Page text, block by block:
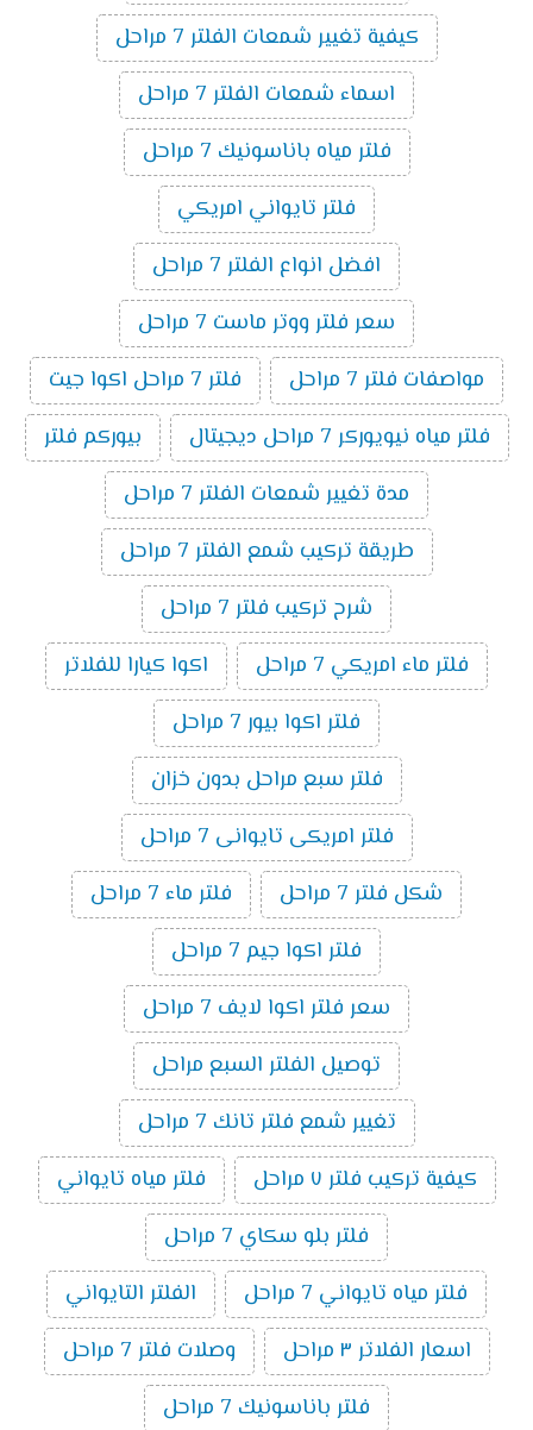
كيفية تغيير شمعات الفلتر 7 مراحل
اسماء شمعات الفلتر 7 مراحل
فلتر مياه باناسونيك 7 مراحل
فلتر تايواني امريكي
افضل انواع الفلتر 7 مراحل
سعر فلتر ووتر ماست 7 مراحل
مواصفات فلتر 7 مراحل
فلتر 7 مراحل اكوا جيت
فلتر مياه نيويوركر 7 مراحل ديجيتال
بيوركم فلتر
مدة تغيير شمعات الفلتر 7 مراحل
طريقة تركيب شمع الفلتر 7 مراحل
شرح تركيب فلتر 7 مراحل
فلتر ماء امريكي 7 مراحل
اكوا كيارا للفلاتر
فلتر اكوا بيور 7 مراحل
فلتر سبع مراحل بدون خزان
فلتر امريكى تايوانى 7 مراحل
شكل فلتر 7 مراحل
فلتر ماء 7 مراحل
فلتر اكوا جيم 7 مراحل
سعر فلتر اكوا لايف 7 مراحل
توصيل الفلتر السبع مراحل
تغيير شمع فلتر تانك 7 مراحل
كيفية تركيب فلتر ٧ مراحل
فلتر مياه تايواني
فلتر بلو سكاي 7 مراحل
فلتر مياه تايواني 7 مراحل
الفلتر التايواني
اسعار الفلاتر ٣ مراحل
وصلات فلتر 7 مراحل
فلتر باناسونيك 7 مراحل